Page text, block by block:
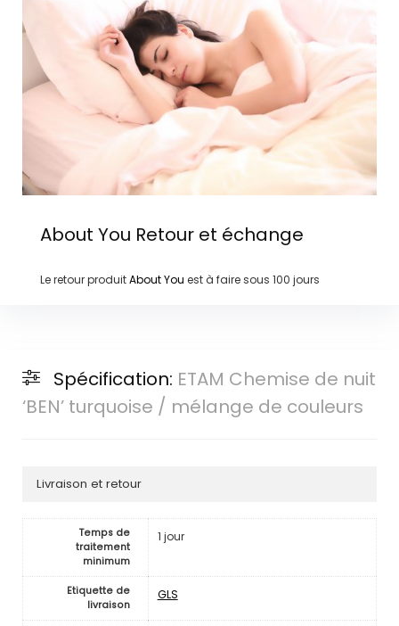
About You Retour et échange
Le retour produitAbout You est à faire sous 100 jours
Spécification: ETAM Chemise de nuit
‘BEN’ turquoise / mélange de couleurs
Livraison et retour
Temps de
traitement
minimum
1 jour
Etiquette de
livraison
GLS